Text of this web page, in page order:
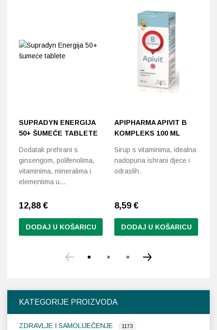
KATEGORIJE PROIZVODA
ZDRAVLJE I SAMOLIJEČENJE 1173
SUPRADYN ENERGIJA
50+ ŠUMEĆE TABLETE
Dodatak prehrani s
ginsengom, polifenolima,
vitaminima, mineralima i
elementima u…
12,88 €
DODAJ U KOŠARICU
APIPHARMA APIVIT B
KOMPLEKS 100 ML
Sirup s vitaminima, idealna
nadopuna ishrani djece i
odraslih.
8,59 €
DODAJ U KOŠARICU